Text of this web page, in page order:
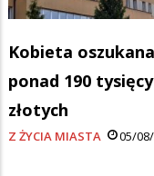
Kobieta
ponad 190 tysięcy
złotych
Z ŻYCIA MIASTA 05/